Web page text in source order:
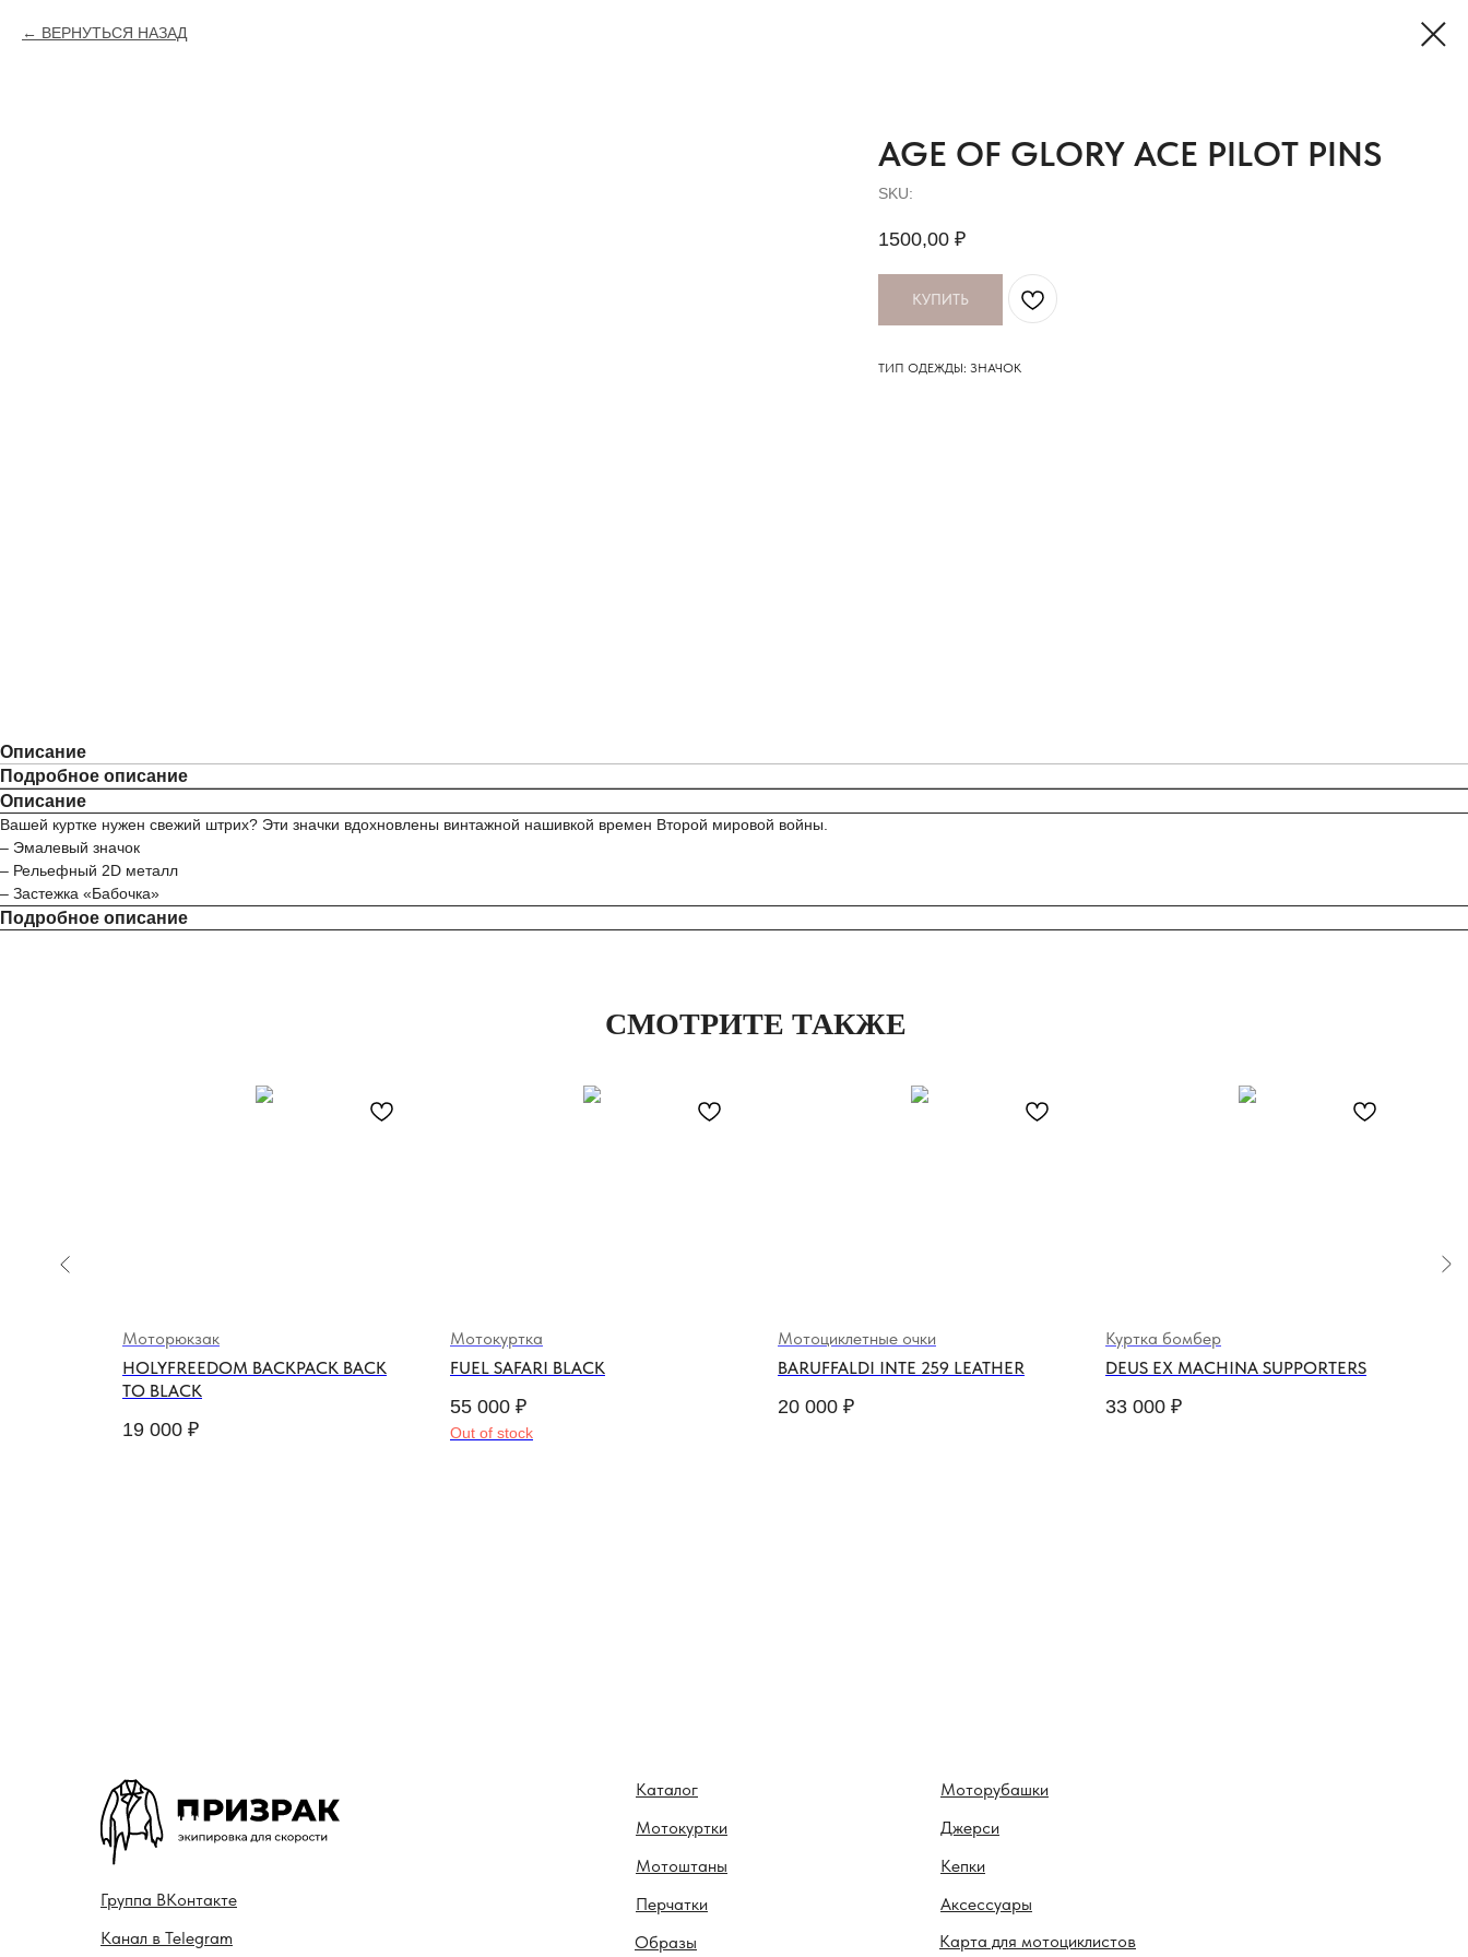
ВЕРНУТЬСЯ НАЗАД
AGE OF GLORY ACE PILOT PINS
SKU:
1500,00 ₽
КУПИТЬ
ТИП ОДЕЖДЫ: ЗНАЧОК
Описание
Подробное описание
Описание
Вашей куртке нужен свежий штрих? Эти значки вдохновлены винтажной нашивкой времен Второй мировой войны.
– Эмалевый значок
– Рельефный 2D металл
– Застежка «Бабочка»
Подробное описание
СМОТРИТЕ ТАКЖЕ
HOLYFREEDOM BACKPACK BACK
TO BLACK
Моторюкзак
19 000 ₽
FUEL SAFARI BLACK
Мотокуртка
55 000 ₽
Out of stock
BARUFFALDI INTE 259 LEATHER
Мотоциклетные очки
20 000 ₽
DEUS EX MACHINA SUPPORTERS
Куртка бомбер
33 000 ₽
Каталог
Мотокуртки
Мотоштаны
Перчатки
Карта для мотоциклистов
Моторубашки
Образы
Джерси
Кепки
Аксессуары
Канал в Telegram
Гру ппа ВКонтакте